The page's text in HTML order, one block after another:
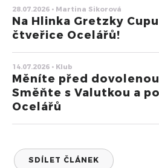
28.07.2026 • Martina Sikorová
Na Hlinka Gretzky
čtveřice Ocelářů!
14.07.2026 • Klub
Měníte před
Směňte s Valutkou a
Ocelářů
SDÍLET ČLÁNEK